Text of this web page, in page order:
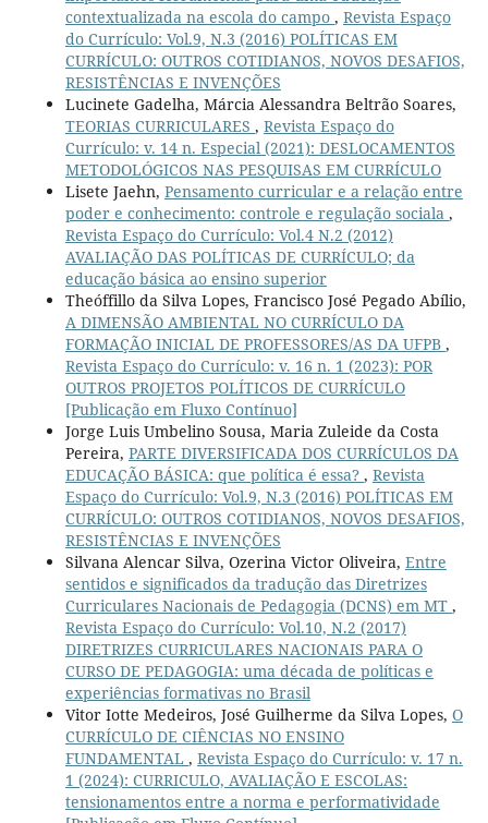
contextualizada na escola do campo , Revista Espaço
do Currículo: Vol.9, N.3 (2016) POLÍTICAS EM
CURRÍCULO: OUTROS COTIDIANOS, NOVOS DESAFIOS,
RESISTÊNCIAS E INVENÇÕES
Lucinete Gadelha, Márcia Alessandra Beltrão Soares,
TEORIAS CURRICULARES , Revista Espaço do
Currículo: v. 14 n. Especial (2021): DESLOCAMENTOS
METODOLÓGICOS NAS PESQUISAS EM CURRÍCULO
Lisete Jaehn, Pensamento curricular e a relação entre
poder e conhecimento: controle e regulação sociala ,
Revista Espaço do Currículo: Vol.4 N.2 (2012)
AVALIAÇÃO DAS POLÍTICAS DE CURRÍCULO; da
educação básica ao ensino superior
Theóffillo da Silva Lopes, Francisco José Pegado Abílio,
A DIMENSÃO AMBIENTAL NO CURRÍCULO DA
FORMAÇÃO INICIAL DE PROFESSORES/AS DA UFPB ,
Revista Espaço do Currículo: v. 16 n. 1 (2023): POR
OUTROS PROJETOS POLÍTICOS DE CURRÍCULO
[Publicação em Fluxo Contínuo]
Jorge Luis Umbelino Sousa, Maria Zuleide da Costa
Pereira, PARTE DIVERSIFICADA DOS CURRÍCULOS DA
EDUCAÇÃO BÁSICA: que política é essa? , Revista
Espaço do Currículo: Vol.9, N.3 (2016) POLÍTICAS EM
CURRÍCULO: OUTROS COTIDIANOS, NOVOS DESAFIOS,
RESISTÊNCIAS E INVENÇÕES
Silvana Alencar Silva, Ozerina Victor Oliveira, Entre
sentidos e significados da tradução das Diretrizes
Curriculares Nacionais de Pedagogia (DCNS) em MT ,
Revista Espaço do Currículo: Vol.10, N.2 (2017)
DIRETRIZES CURRICULARES NACIONAIS PARA O
CURSO DE PEDAGOGIA: uma década de políticas e
experiências formativas no Brasil
Vitor Iotte Medeiros, José Guilherme da Silva Lopes, O
CURRÍCULO DE CIÊNCIAS NO ENSINO
FUNDAMENTAL , Revista Espaço do Currículo: v. 17 n.
1 (2024): CURRICULO, AVALIAÇÃO E ESCOLAS:
tensionamentos entre a norma e performatividade